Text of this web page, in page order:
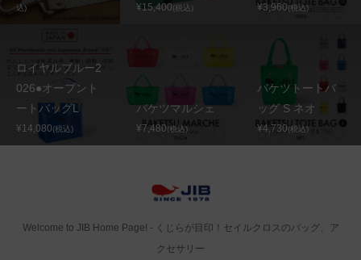
込)
¥15,400(税込) ¥3,960(税込)
ロイヤルブルー2
026●オープント
ートバッグL
¥14,080(税込)
バケツマルシェ
¥7,480(税込)
バケツトートバ
ッグ S ネオ
¥4,730(税込)
Welcome to JIB Home Page! ‐ くじらが目印！セイルクロスのバッグ、ア
クセサリー